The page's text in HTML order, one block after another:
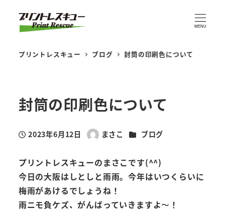
MENU
プリントレスキュー ブログ 封筒の印刷色について
封筒の印刷色について
投稿日
2023年6月12日
著
まさこ カテゴリー
ブログ
プリントレスキューのまさこです(^^)
今日の大阪はしとしと雨雨。今年はいつくらいに
梅雨があけるでしょうね！
雨ニモ負ケズ、がんばっていきますよ〜！